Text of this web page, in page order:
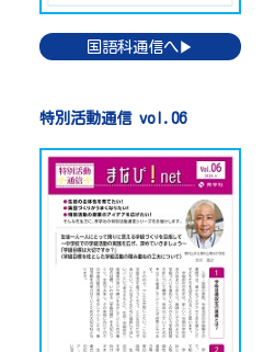
国語科通信へ▶
特別活動通信 vol.06